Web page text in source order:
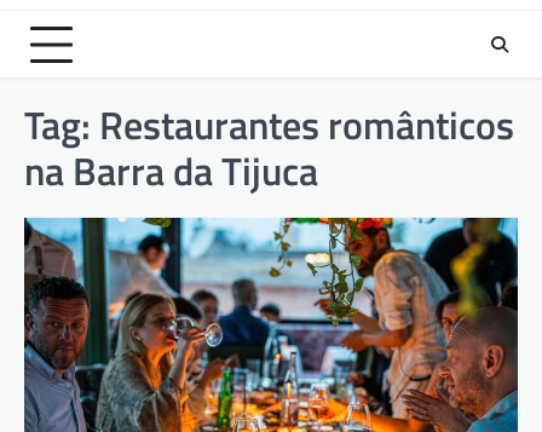
Tag: Restaurantes românticos
na Barra da Tijuca